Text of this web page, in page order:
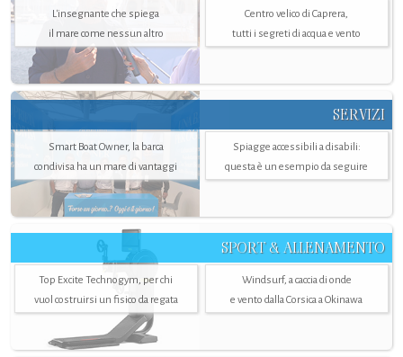
L'insegnante che spiega
il mare come nessun altro
Centro velico di Caprera,
tutti i segreti di acqua e vento
SERVIZI
Smart Boat Owner, la barca
condivisa ha un mare di vantaggi
Spiagge accessibili a disabili:
questa è un esempio da seguire
SPORT & ALLENAMENTO
Top Excite Technogym, per chi
vuol costruirsi un fisico da regata
Windsurf, a caccia di onde
e vento dalla Corsica a Okinawa